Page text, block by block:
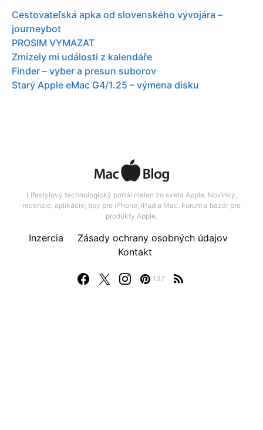
Cestovateľská apka od slovenského vývojára –
journeybot
PROSIM VYMAZAT
Zmizely mi události z kalendáře
Finder – vyber a presun suborov
Starý Apple eMac G4/1.25 – výmena disku
Lifestylový technologický portál nielen zo sveta Apple. Novinky,
recenzie, aplikácie, tipy pre iPhone, iPad a Mac. Fórum a bazár pre
produkty Apple.
137
Inzercia
Zásady ochrany osobných údajov
Kontakt